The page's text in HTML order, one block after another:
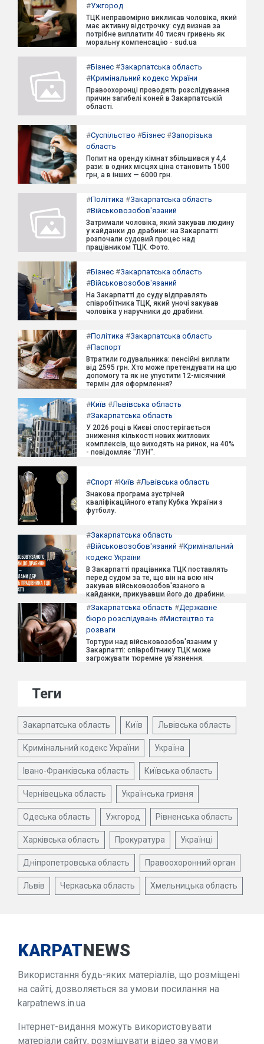
#Ужгород
ТЦК неправомірно викликав чоловіка, який
має активну відстрочку: суд визнав за
потрібне виплатити 40 тисяч гривень як
моральну компенсацію - sud.ua
#Бізнес #Закарпатська область
#Кримінальний кодекс України
Правоохоронці проводять розслідування
причин загибелі коней в Закарпатській
області.
#Суспільство #Бізнес #Запорізька
область
Попит на оренду кімнат збільшився у 4,4
рази: в одних місцях ціна становить 1500
грн, а в інших — 6000 грн.
#Політика #Закарпатська область
#Військовозобов'язаний
Затримали чоловіка, який закував людину
у кайданки до драбини: на Закарпатті
розпочали судовий процес над
працівником ТЦК. Фото.
#Бізнес #Закарпатська область
#Військовозобов'язаний
На Закарпатті до суду відправлять
співробітника ТЦК, який уночі закував
чоловіка у наручники до драбини.
#Політика #Закарпатська область
#Паспорт
Втратили годувальника: пенсійні виплати
від 2595 грн. Хто може претендувати на цю
допомогу та як не упустити 12-місячний
термін для оформлення?
#Київ #Львівська область
#Закарпатська область
У 2026 році в Києві спостерігається
зниження кількості нових житлових
комплексів, що виходять на ринок, на 40%
- повідомляє "ЛУН".
#Спорт #Київ #Львівська область
Знакова програма зустрічей
кваліфікаційного етапу Кубка України з
футболу.
#Закарпатська область
#Військовозобов'язаний #Кримінальний
кодекс України
В Закарпатті працівника ТЦК поставлять
перед судом за те, що він на всю ніч
закував військовозобов'язаного в
кайданки, прикувавши його до драбини.
#Закарпатська область #Державне
бюро розслідувань #Мистецтво та
розваги
Тортури над військовозобов'язаним у
Закарпатті: співробітнику ТЦК може
загрожувати тюремне ув'язнення.
Теги
Закарпатська область Київ Львівська область
Кримінальний кодекс України Україна
Івано-Франківська область Київська область
Чернівецька область Українська гривня
Одеська область Ужгород Рівненська область
Харківська область Прокуратура Українці
Дніпропетровська область Правоохоронний орган
Львів Черкаська область Хмельницька область
KARPATNEWS
Використання будь-яких матеріалів, що розміщені
на сайті, дозволяється за умови посилання на
karpatnews.in.ua
Інтернет-видання можуть використовувати
матеріали сайту, розміщувати відео за умови